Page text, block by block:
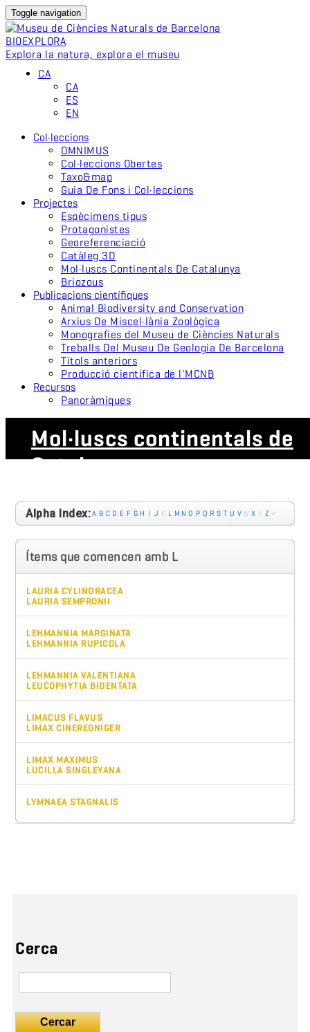
Toggle navigation
BIOEXPLORA
Explora la natura, explora el museu
CA
CA
ES
EN
Col·leccions
OMNIMUS
Col·leccions Obertes
Taxo&map
Guia De Fons i Col·leccions
Projectes
Espècimens tipus
Protagonistes
Georeferenciació
Catàleg 3D
Mol·luscs Continentals De Catalunya
Briozous
Publicacions científiques
Animal Biodiversity and Conservation
Arxius De Miscel·lània Zoològica
Monografies del Museu de Ciències Naturals
Treballs Del Museu De Geologia De Barcelona
Títols anteriors
Producció científica de l'MCNB
Recursos
Panoràmiques
Mol·luscs continentals de
Catalunya
Alpha Index:A B C D E F G H I J K L M N O P Q R S T U VW X Y Z #
Ítems que comencen amb L
LAURIA CYLINDRACEA
LAURIA SEMPRONII
LEHMANNIA MARGINATA
LEHMANNIA RUPICOLA
LEHMANNIA VALENTIANA
LEUCOPHYTIA BIDENTATA
LIMACUS FLAVUS
LIMAX CINEREONIGER
LIMAX MAXIMUS
LUCILLA SINGLEYANA
LYMNAEA STAGNALIS
Cerca
Cercar